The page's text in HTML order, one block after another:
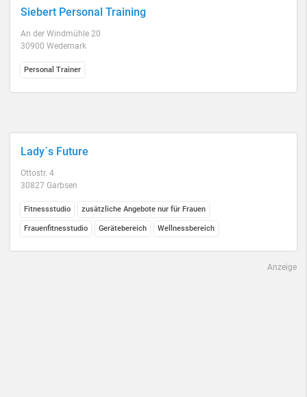
Siebert Personal Training
An der Windmühle 20
30900 Wedemark
Personal Trainer
Lady´s Future
Ottostr. 4
30827 Garbsen
Fitnessstudio zusätzliche Angebote nur für Frauen
Frauenfitnesstudio Gerätebereich Wellnessbereich
Anzeige